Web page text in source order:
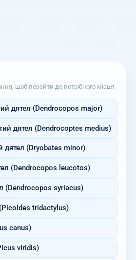
щоб перейти до потрібного місця
дятел (Dendrocopos major)
дятел (Dendrocoptes medius)
дятел (Dryobates minor)
(Dendrocopos leucotos)
(Dendrocopos syriacus)
tridactylus)
canus)
viridis)